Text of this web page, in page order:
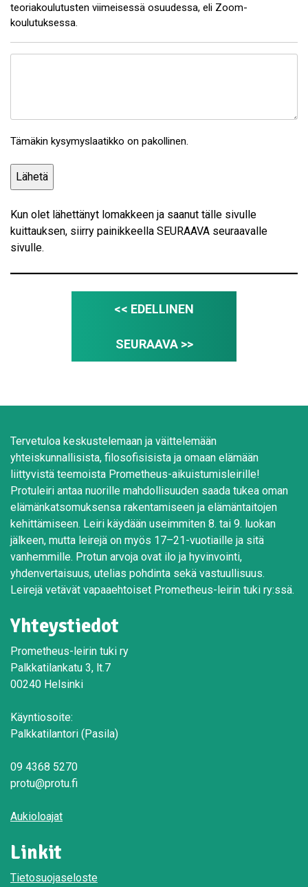
teoriakoulutusten viimeisessä osuudessa, eli Zoom-
koulutuksessa.
k
y
m
y
k
e
Tämäkin kysymyslaatikko on pakollinen.
Kun olet lähettänyt lomakkeen ja saanut tälle sivulle
kuittauksen, siirry painikkeella SEURAAVA seuraavalle
sivulle.
<< EDELLINEN
SEURAAVA >>
Tervetuloa keskustelemaan ja väittelemään
yhteiskunnallisista, filosofisisista ja omaan elämään
liittyvistä teemoista Prometheus-aikuistumisleirille!
Protuleiri antaa nuorille mahdollisuuden saada tukea oman
elämänkatsomuksensa rakentamiseen ja elämäntaitojen
kehittämiseen. Leiri käydään useimmiten 8. tai 9. luokan
jälkeen, mutta leirejä on myös 17–21-vuotiaille ja sitä
vanhemmille. Protun arvoja ovat ilo ja hyvinvointi,
yhdenvertaisuus, utelias pohdinta sekä vastuullisuus.
Leirejä vetävät vapaaehtoiset Prometheus-leirin tuki ry:ssä.
Yhteystiedot
Prometheus-leirin tuki ry
Palkkatilankatu 3, lt.7
00240 Helsinki
Käyntiosoite:
Palkkatilantori (Pasila)
09 4368 5270
protu@protu.fi
Aukioloajat
Linkit
Tietosuojaseloste